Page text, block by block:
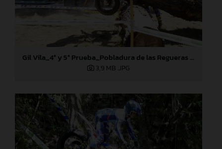
Gil Vila_4ª y 5ª Prueba_Pobladura de las Regueras (León)
3,9 MB .JPG